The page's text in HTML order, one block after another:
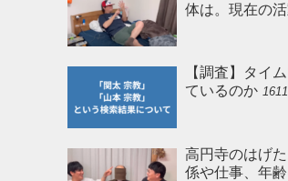
体は。現在の
【調査】タイ
ているのか
高円寺のはげ
係や仕事、年